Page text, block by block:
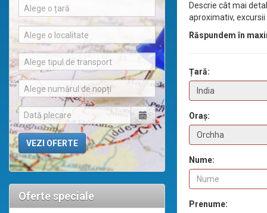
Alege o țară
Alege o localitate
Alege tipul de transport
Alege numărul de nopți
Oferte speciale
Descrie cât mai
aproximativ,
Răspundem în
Țară:
Oraș:
Nume:
Prenume: